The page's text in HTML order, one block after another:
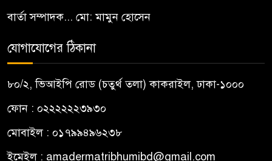
বার্তা সম্পাদক... মো: মামুন হোসেন
যোগাযোগের ঠিকানা
৮০/২, ভিআইপি রোড (চতুর্থ তলা) কাকরাইল, ঢাকা-১০০০
ফোন : ০২২২২২২৩৯৩০
মোবাইল : ০১৭৯৯৪৯৬২৩৮
ইমেইল : amadermatribhumibd@gmail.com